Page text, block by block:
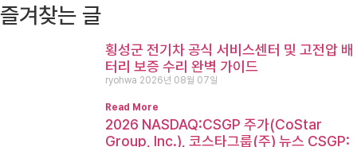
즐겨찾는 글
횡성군 전기차 공식 서비스센터 및 고전압 배
터리 보증 수리 완벽 가이드
ryohwa 2026년 08월 07일
Read More
2026 NASDAQ:CSGP 주가(CoStar
Group, Inc.), 코스타그룹(주) 뉴스 CSGP: